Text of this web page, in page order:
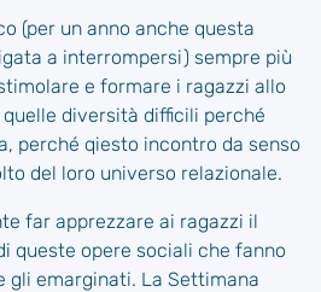
(per un anno anche questa
a interrompersi) sempre più
e formare i ragazzi allo
diversità difficili perché
perché qiesto incontro da senso
del loro universo relazionale.
far apprezzare ai ragazzi il
queste opere sociali che fanno
gli emarginati. La Settimana